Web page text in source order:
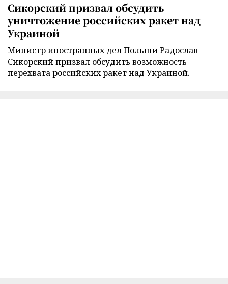
Сикорский призвал обсудить
уничтожение российских ракет над
Украиной
Министр иностранных дел Польши Радослав
Сикорский призвал обсудить возможность
перехвата российских ракет над Украиной.